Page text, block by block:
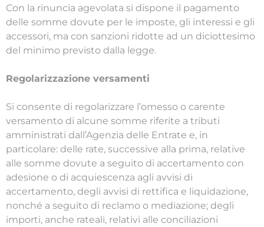
Con la rinuncia agevolata si dispone il pagamento
delle somme dovute per le imposte, gli interessi e gli
accessori, ma con sanzioni ridotte ad un diciottesimo
del minimo previsto dalla legge.
Regolarizzazione versamenti
Si consente di regolarizzare l’omesso o carente
versamento di alcune somme riferite a tributi
amministrati dall’Agenzia delle Entrate e, in
particolare: delle rate, successive alla prima, relative
alle somme dovute a seguito di accertamento con
adesione o di acquiescenza agli avvisi di
accertamento, degli avvisi di rettifica e liquidazione,
nonché a seguito di reclamo o mediazione; degli
importi, anche rateali, relativi alle conciliazioni